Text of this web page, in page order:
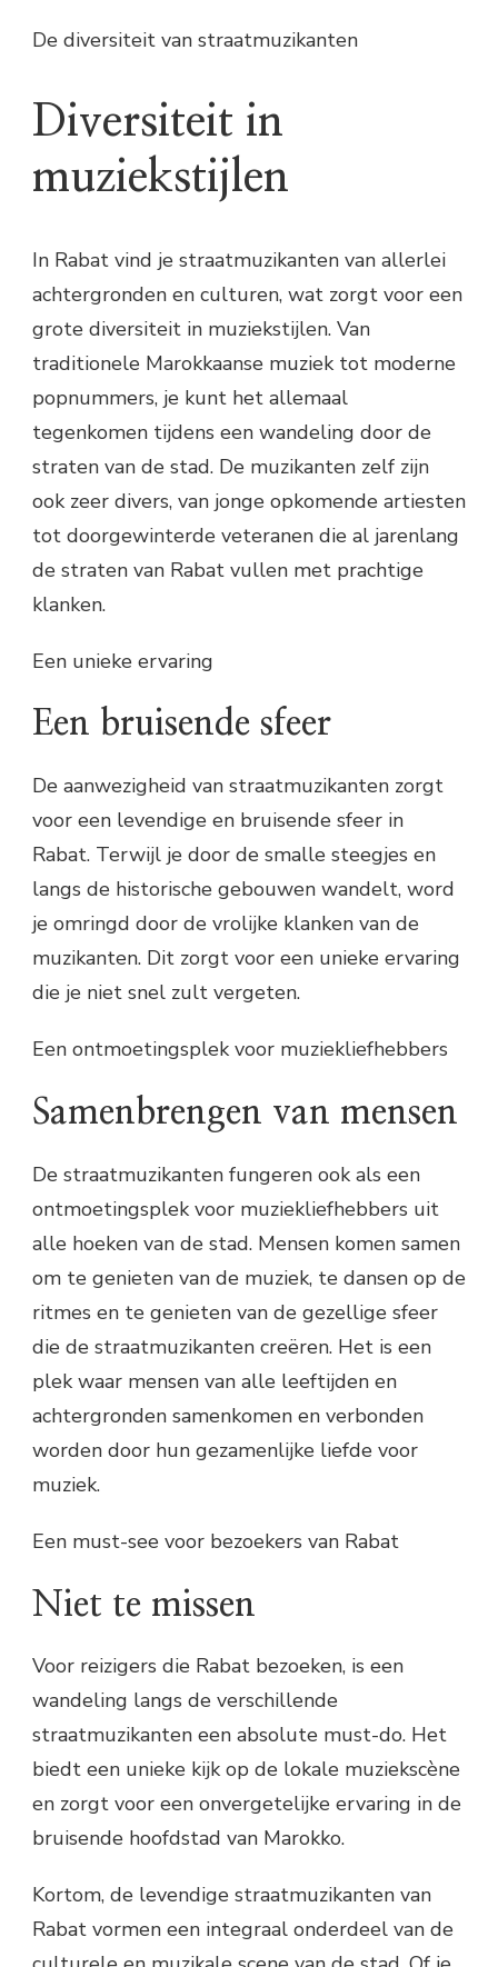
De diversiteit van straatmuzikanten
Diversiteit in
muziekstijlen
In Rabat vind je straatmuzikanten van allerlei
achtergronden en culturen, wat zorgt voor een
grote diversiteit in muziekstijlen. Van
traditionele Marokkaanse muziek tot moderne
popnummers, je kunt het allemaal
tegenkomen tijdens een wandeling door de
straten van de stad. De muzikanten zelf zijn
ook zeer divers, van jonge opkomende artiesten
tot doorgewinterde veteranen die al jarenlang
de straten van Rabat vullen met prachtige
klanken.
Een unieke ervaring
Een bruisende sfeer
De aanwezigheid van straatmuzikanten zorgt
voor een levendige en bruisende sfeer in
Rabat. Terwijl je door de smalle steegjes en
langs de historische gebouwen wandelt, word
je omringd door de vrolijke klanken van de
muzikanten. Dit zorgt voor een unieke ervaring
die je niet snel zult vergeten.
Een ontmoetingsplek voor muziekliefhebbers
Samenbrengen van mensen
De straatmuzikanten fungeren ook als een
ontmoetingsplek voor muziekliefhebbers uit
alle hoeken van de stad. Mensen komen samen
om te genieten van de muziek, te dansen op de
ritmes en te genieten van de gezellige sfeer
die de straatmuzikanten creëren. Het is een
plek waar mensen van alle leeftijden en
achtergronden samenkomen en verbonden
worden door hun gezamenlijke liefde voor
muziek.
Een must-see voor bezoekers van Rabat
Niet te missen
Voor reizigers die Rabat bezoeken, is een
wandeling langs de verschillende
straatmuzikanten een absolute must-do. Het
biedt een unieke kijk op de lokale muziekscène
en zorgt voor een onvergetelijke ervaring in de
bruisende hoofdstad van Marokko.
Kortom, de levendige straatmuzikanten van
Rabat vormen een integraal onderdeel van de